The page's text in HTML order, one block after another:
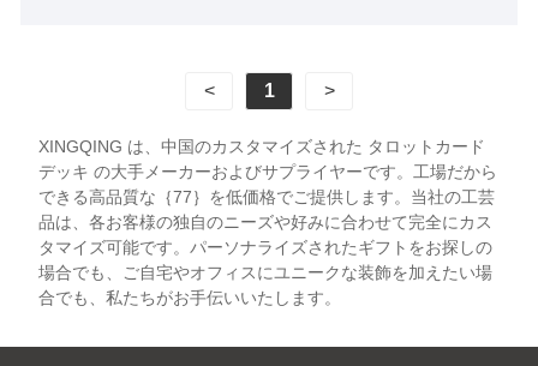
< 1 >
XINGQING は、中国のカスタマイズされた タロットカード
デッキ の大手メーカーおよびサプライヤーです。工場だから
できる高品質な｛77｝を低価格でご提供します。当社の工芸
品は、各お客様の独自のニーズや好みに合わせて完全にカス
タマイズ可能です。パーソナライズされたギフトをお探しの
場合でも、ご自宅やオフィスにユニークな装飾を加えたい場
合でも、私たちがお手伝いいたします。